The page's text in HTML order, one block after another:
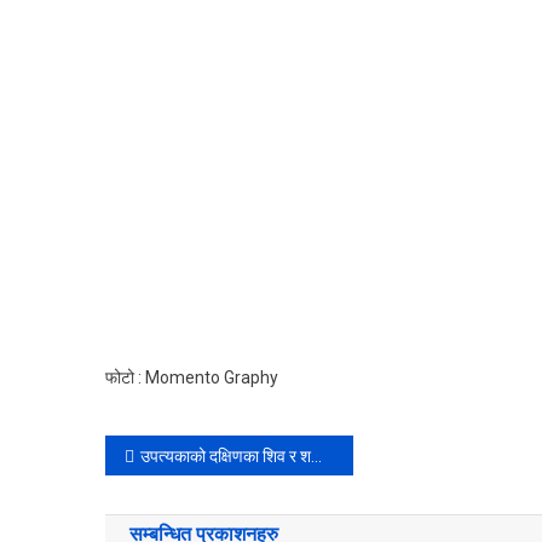
फोटो : Momento Graphy
Post
navigation
उपत्यकाको दक्षिणका शिव र शक्ति – लेखक : विजयकुमार महर्जन
सम्बन्धित प्रकाशनहरु